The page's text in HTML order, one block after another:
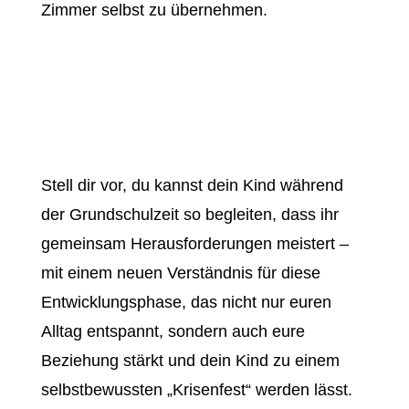
Zimmer selbst zu übernehmen.
Stell dir vor, du kannst dein Kind während
der Grundschulzeit so begleiten, dass ihr
gemeinsam Herausforderungen meistert –
mit einem neuen Verständnis für diese
Entwicklungsphase, das nicht nur euren
Alltag entspannt, sondern auch eure
Beziehung stärkt und dein Kind zu einem
selbstbewussten „Krisenfest“ werden lässt.